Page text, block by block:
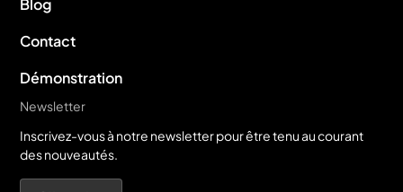
Blog
Contact
Démonstration
Newsletter
Inscrivez-vous à notre newsletter pour être tenu au courant
des nouveautés.